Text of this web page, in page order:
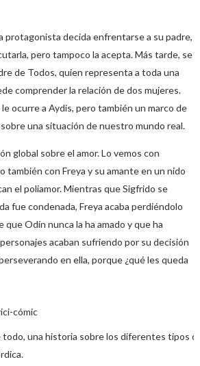
protagonista decida enfrentarse a su padre,
pero tampoco la acepta. Más tarde, se
de Todos, quien representa a toda una
comprender la relación de dos mujeres.
ocurre a Aydis, pero también un marco de
una situación de nuestro mundo real.
global sobre el amor. Lo vemos con
también con Freya y su amante en un nido
el poliamor. Mientras que Sigfrido se
fue condenada, Freya acaba perdiéndolo
Odín nunca la ha amado y que ha
acaban sufriendo por su decisión
en ella, porque ¿qué les queda
una historia sobre los diferentes tipos